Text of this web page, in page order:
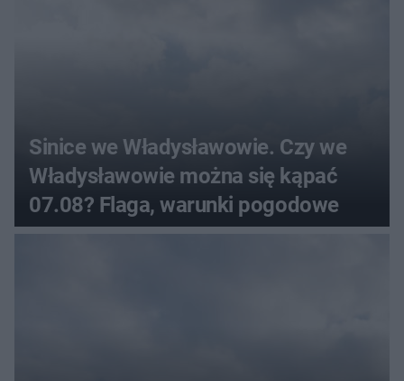
Sinice we Władysławowie. Czy we
Władysławowie można się kąpać
07.08? Flaga, warunki pogodowe